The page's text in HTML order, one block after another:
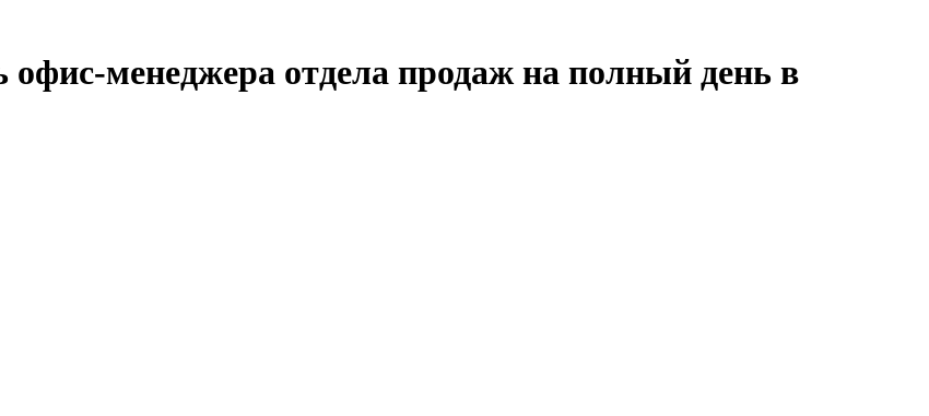
офис-менеджера отдела продаж на полный день в